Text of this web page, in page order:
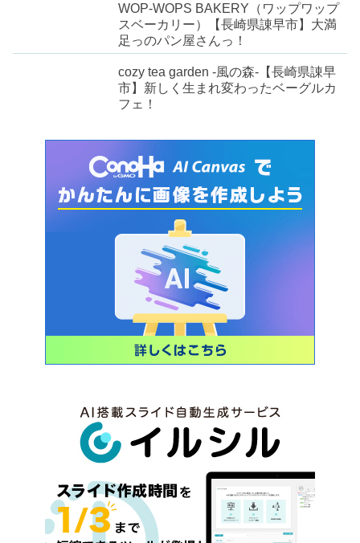
WOP-WOPS BAKERY（ワップワップ
スベーカリー）【長崎県諌早市】大満
足っのパン屋さんっ！
cozy tea garden -風の森-【長崎県諌早
市】新しく生まれ変わったベーグルカ
フェ！